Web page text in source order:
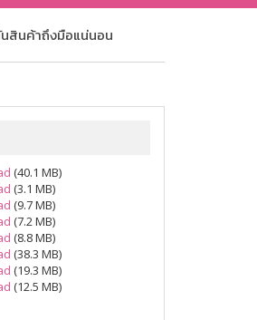
สินค้าถึงมือแน่นอน
(40.1 MB)
(3.1 MB)
(9.7 MB)
(7.2 MB)
(8.8 MB)
(38.3 MB)
(19.3 MB)
(12.5 MB)